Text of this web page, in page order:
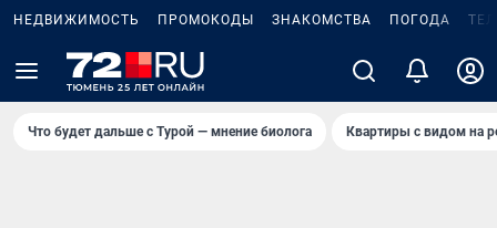
НЕДВИЖИМОСТЬ ПРОМОКОДЫ ЗНАКОМСТВА ПОГОДА
Что будет дальше с Турой — мнение биолога Квартиры с видом на